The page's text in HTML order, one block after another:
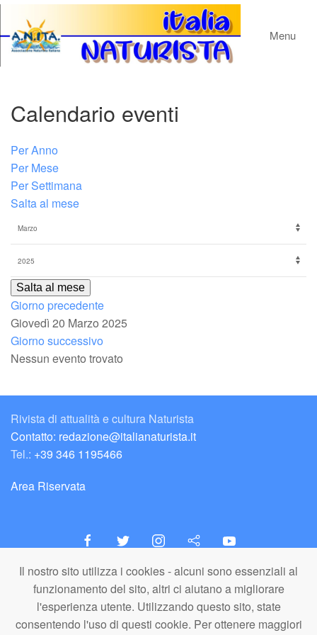
Il nostro sito utilizza i cookies - alcuni sono essenziali al
funzionamento del sito, altri ci aiutano a migliorare
l'esperienza utente. Utilizzando questo sito, state
consentendo l'uso di questi cookie. Per ottenere maggiori
Menu
Calendario eventi
Per Anno
Per Mese
Per Settimana
Salta al mese
Salta al mese
Giorno precedente
Giovedì 20 Marzo 2025
Giorno successivo
Nessun evento trovato
Rivista di attualità e cultura Naturista
Contatto: redazione@italianaturista.it
Tel.: +39 346 1195466
Area Riservata
italiaNATURISTA
Editore e Redazione
A.N.ITA. Associazione Naturista Italiana (APS)
C.F. 80203710159